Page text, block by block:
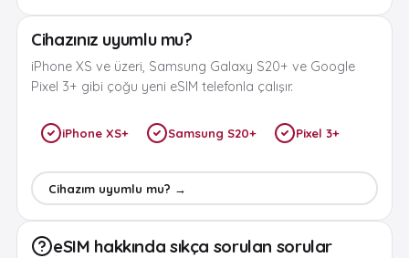
Cihazınız uyumlu mu?
iPhone XS ve üzeri, Samsung Galaxy S20+ ve Google
Pixel 3+ gibi çoğu yeni eSIM telefonla çalışır.
iPhone XS+ Samsung S20+ Pixel 3+
Cihazım uyumlu mu? →
eSIM hakkında sıkça sorulan sorular